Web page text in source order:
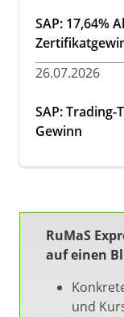
SAP: 17,64%
26.07.2026
SAP:
Gewinn
RuMaS
auf einen
und